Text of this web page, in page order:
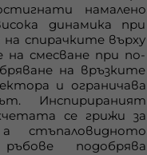
намалено
динамика при
спирачките върху
на смесване при по-
на връзките
и ограничава
Инспирираният
се грижи за
стъпаловидното
подобрява